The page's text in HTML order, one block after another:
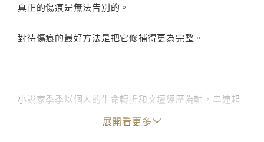
真正的傷痕是無法告別的。
對待傷痕的最好方法是把它修補得更為完整。
小說家季季以個人的生命轉折和文壇經歷為軸，串連起
台灣現代文學史上最著名的白色恐怖案，以及藝文界幾
起重要事件和人物逸話。
展開看更多